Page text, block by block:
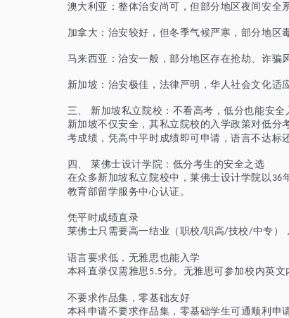
澳大利亚：整体治安尚可，但部分地区夜间安全
加拿大：治安较好，但冬季气候严寒，部分地区
马来西亚：治安一般，部分地区存在抢劫、诈骗
新加坡：治安极佳，法律严明，华人社会文化适
三、
新加坡私立院校：不看高考，低分也能安全
新加坡不仅安全，其私立院校的入学政策对低分
考成绩，凭高中平时成绩即可申请，语言不达标
四、
莱佛士设计学院：低分考生的安全之选
在众多新加坡私立院校中，莱佛士设计学院以 36
教育部留学服务中心认证。
凭平时成绩直录
莱佛士只需要高一结业（职校/职高/技校/中专），
语言要求低，无雅思也能入学
本科直录仅需雅思 5.5分。无雅思可参加校内英文
不要求作品集，零基础友好
本科申请不要求作品集，零基础学生可通顺利申